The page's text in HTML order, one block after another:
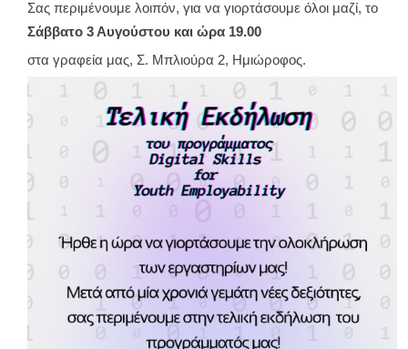
Σας περιμένουμε λοιπόν, για να γιορτάσουμε όλοι μαζί, το
Σάββατο 3 Αυγούστου και ώρα 19.00
στα γραφεία μας, Σ. Μπλιούρα 2, Ημιώροφος.